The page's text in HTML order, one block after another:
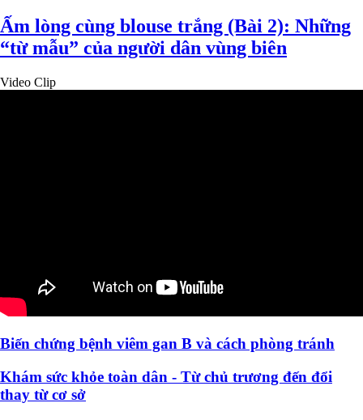
Ấm lòng cùng blouse trắng (Bài 2): Những
“từ mẫu” của người dân vùng biên
Video Clip
Biến chứng bệnh viêm gan B và cách phòng tránh
Khám sức khỏe toàn dân - Từ chủ trương đến đổi
thay từ cơ sở